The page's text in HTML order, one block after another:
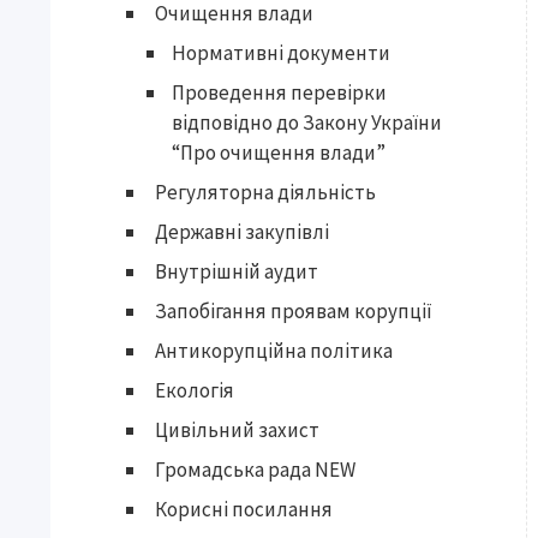
Очищення влади
Нормативні документи
Проведення перевірки
відповідно до Закону України
“Про очищення влади”
Регуляторна діяльність
Державні закупівлі
Внутрішній аудит
Запобігання проявам корупції
Антикорупційна політика
Екологія
Цивільний захист
Громадська рада NEW
Корисні посилання